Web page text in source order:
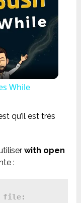
While
qu’il est très
with open
:
file: